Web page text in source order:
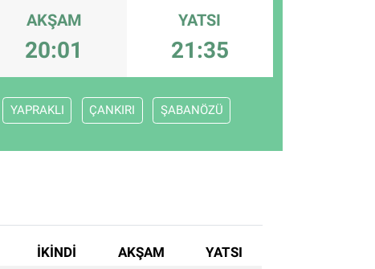
AKŞAM
20:01
YATSI
21:35
YAPRAKLI ÇANKIRI ŞABANÖZÜ
İKINDI AKŞAM
YATSI